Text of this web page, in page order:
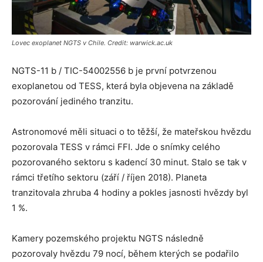
Lovec exoplanet NGTS v Chile. Credit: warwick.ac.uk
NGTS-11 b / TIC-54002556 b je první potvrzenou
exoplanetou od TESS, která byla objevena na základě
pozorování jediného tranzitu.
Astronomové měli situaci o to těžší, že mateřskou hvězdu
pozorovala TESS v rámci FFI. Jde o snímky celého
pozorovaného sektoru s kadencí 30 minut. Stalo se tak v
rámci třetího sektoru (září / říjen 2018). Planeta
tranzitovala zhruba 4 hodiny a pokles jasnosti hvězdy byl
1 %.
Kamery pozemského projektu NGTS následně
pozorovaly hvězdu 79 nocí, během kterých se podařilo